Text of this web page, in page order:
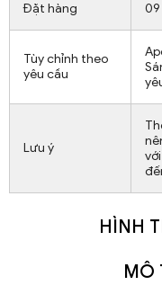
Đặt hàng 09
Tùy chỉnh theo
yêu cầu
Lưu ý
HÌNH
MÔ